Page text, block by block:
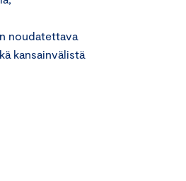
noudatettava
kansainvälistä